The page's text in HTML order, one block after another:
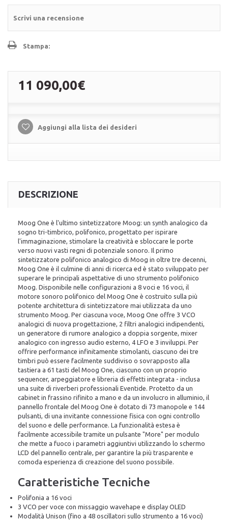
Scrivi una recensione
Stampa:
11 090,00€
Aggiungi alla lista dei desideri
DESCRIZIONE
Moog One è l'ultimo sintetizzatore Moog: un synth analogico da
sogno tri-timbrico, polifonico, progettato per ispirare
l'immaginazione, stimolare la creatività e sbloccare le porte
verso nuovi vasti regni di potenziale sonoro. Il primo
sintetizzatore polifonico analogico di Moog in oltre tre decenni,
Moog One è il culmine di anni di ricerca ed è stato sviluppato per
superare le principali aspettative di uno strumento polifonico
Moog. Disponibile nelle configurazioni a 8 voci e 16 voci, il
motore sonoro polifonico del Moog One è costruito sulla più
potente architettura di sintetizzatore mai utilizzata da uno
strumento Moog. Per ciascuna voce, Moog One offre 3 VCO
analogici di nuova progettazione, 2 filtri analogici indipendenti,
un generatore di rumore analogico a doppia sorgente, mixer
analogico con ingresso audio esterno, 4 LFO e 3 inviluppi. Per
offrire performance infinitamente stimolanti, ciascuno dei tre
timbri può essere facilmente suddiviso o sovrapposto alla
tastiera a 61 tasti del Moog One, ciascuno con un proprio
sequencer, arpeggiatore e libreria di effetti integrata - inclusa
una suite di riverberi professionali Eventide. Protetto da un
cabinet in frassino rifinito a mano e da un involucro in alluminio, il
pannello frontale del Moog One è dotato di 73 manopole e 144
pulsanti, di una invitante connessione fisica con ogni controllo
del suono e delle performance. La funzionalità estesa è
facilmente accessibile tramite un pulsante "More" per modulo
che mette a fuoco i parametri aggiuntivi utilizzando lo schermo
LCD del pannello centrale, per garantire la più trasparente e
comoda esperienza di creazione del suono possibile.
Caratteristiche Tecniche
Polifonia a 16 voci
3 VCO per voce con missaggio wavehape e display OLED
Modalità Unison (fino a 48 oscillatori sullo strumento a 16 voci)